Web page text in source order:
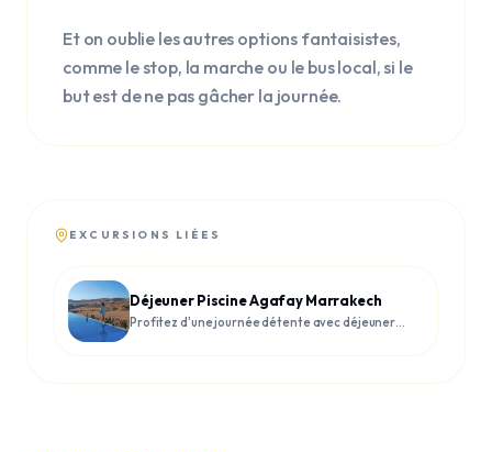
EXCURSIONS LIÉES
Déjeuner Piscine Agafay Marrakech
Profitez d'une journée détente avec déjeuner
Et on oublie les autres options fantaisistes,
comme le stop, la marche ou le bus local, si le
but est de ne pas gâcher la journée.